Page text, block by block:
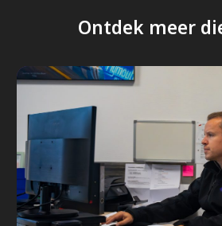
Ontdek meer